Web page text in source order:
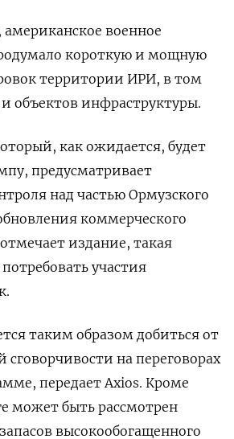
военное
короткую ‌и мощную
территории ИРИ, ​в том
объектов инфраструктуры.
как ожидается, будет
предусматривает
над частью Ормузского
коммерческого
издание, такая
участия
таким образом добиться от
сговорчивости на переговорах
передает Axios. Кроме
может быть рассмотрен
высокообогащенного